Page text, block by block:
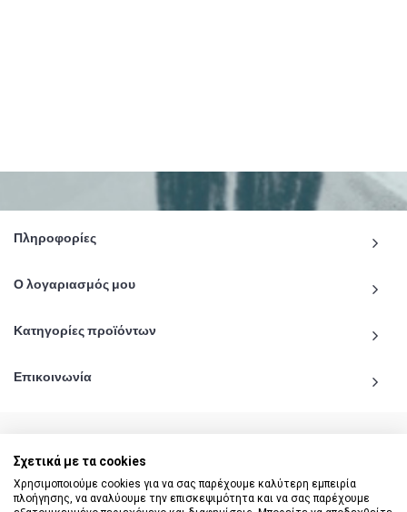
Πληροφορίες
Ο λογαριασμός μου
Κατηγορίες προϊόντων
Επικοινωνία
© 2020 - 2026 katiginetai.gr All Rights Reserved.
Σχετικά με τα cookies
Χρησιμοποιούμε cookies για να σας παρέχουμε καλύτερη εμπειρία
πλοήγησης, να αναλύουμε την επισκεψιμότητα και να σας παρέχουμε